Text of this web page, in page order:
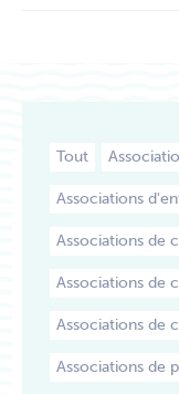
Tout
Associations
Associations de
Associations de
Associations de
Associations de